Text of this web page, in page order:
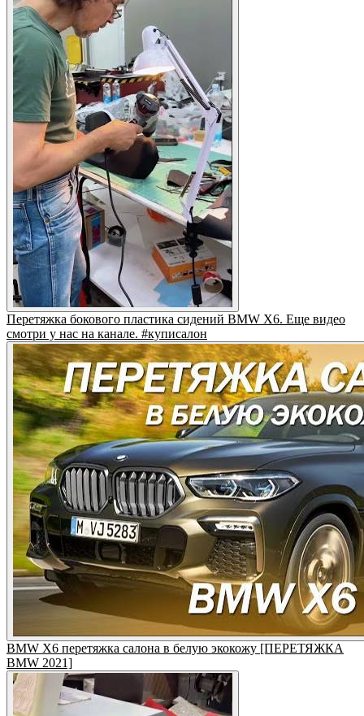
Перетяжка бокового пластика сидений BMW X6. Еще видео
смотри у нас на канале. #куписалон
BMW X6 перетяжка салона в белую экокожу [ПЕРЕТЯЖКА
BMW 2021]